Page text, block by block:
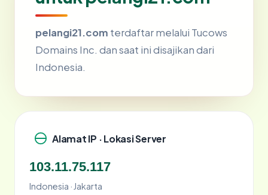
pelangi21.com terdaftar melalui Tucows
Domains Inc. dan saat ini disajikan dari
Indonesia.
Alamat IP · Lokasi Server
103.11.75.117
Indonesia · Jakarta